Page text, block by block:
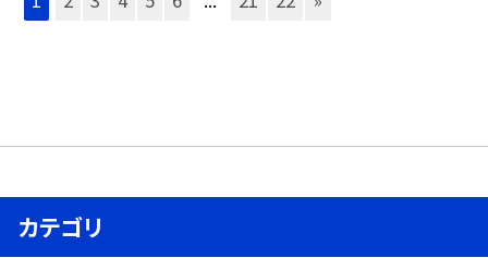
カテゴリ